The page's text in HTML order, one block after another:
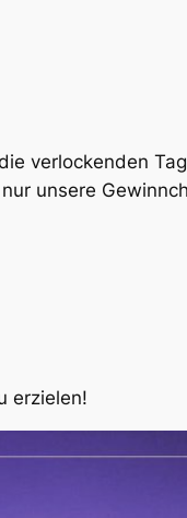
verlockenden
unsere
erzielen!